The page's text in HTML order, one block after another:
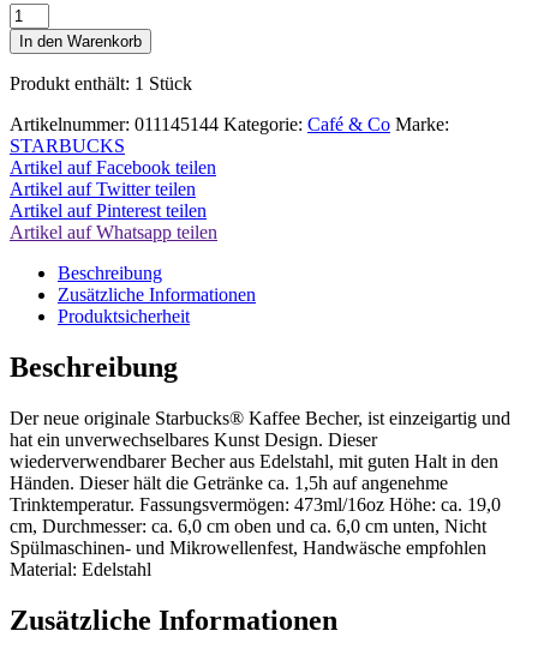
Starbucks
Art
of
Art
Edelstahl
Menge
In den Warenkorb
Produkt enthält: 1 Stück
Artikelnummer: 011145144 Kategorie: Café & Co Marke:
STARBUCKS
Artikel auf Facebook teilen
Artikel auf Twitter teilen
Artikel auf Pinterest teilen
Artikel auf Whatsapp teilen
Beschreibung
Zusätzliche Informationen
Produktsicherheit
Beschreibung
Der neue originale Starbucks® Kaffee Becher, ist einzeigartig und
hat ein unverwechselbares Kunst Design. Dieser
wiederverwendbarer Becher aus Edelstahl, mit guten Halt in den
Händen. Dieser hält die Getränke ca. 1,5h auf angenehme
Trinktemperatur. Fassungsvermögen: 473ml/16oz Höhe: ca. 19,0
cm, Durchmesser: ca. 6,0 cm oben und ca. 6,0 cm unten, Nicht
Spülmaschinen- und Mikrowellenfest, Handwäsche empfohlen
Material: Edelstahl
Zusätzliche Informationen